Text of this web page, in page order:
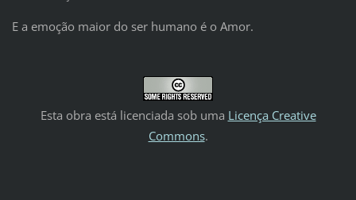
E a emoção maior do ser humano é o Amor.
Esta obra está licenciada sob uma Licença Creative
Commons.